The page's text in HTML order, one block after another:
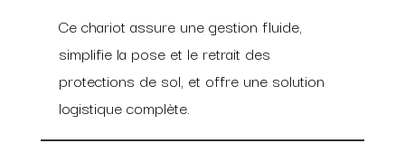
Ce chariot assure une gestion fluide,
simplifie la pose et le retrait des
protections de sol, et offre une solution
logistique complète.